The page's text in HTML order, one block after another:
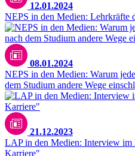
12.01.2024
NEPS in den Medien: Lehrkräfte
08.01.2024
NEPS in den Medien: Warum
dem Studium andere Wege
21.12.2023
LAP in den Medien: Interview
Karriere"